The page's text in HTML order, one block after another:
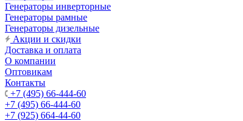
Генераторы инверторные
Генераторы рамные
Генераторы дизельные
Акции и скидки
Доставка и оплата
О компании
Оптовикам
Контакты
+7 (495) 66-444-60
+7 (495) 66-444-60
+7 (925) 664-44-60